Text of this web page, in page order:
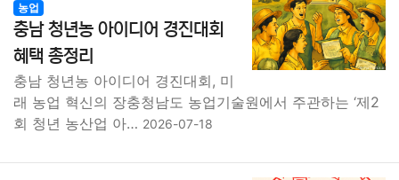
농업
충남 청년농 아이디어 경진대회
혜택 총정리
충남 청년농 아이디어 경진대회, 미
래 농업 혁신의 장충청남도 농업기술원에서 주관하는 ‘제2
회 청년 농산업 아… 2026-07-18